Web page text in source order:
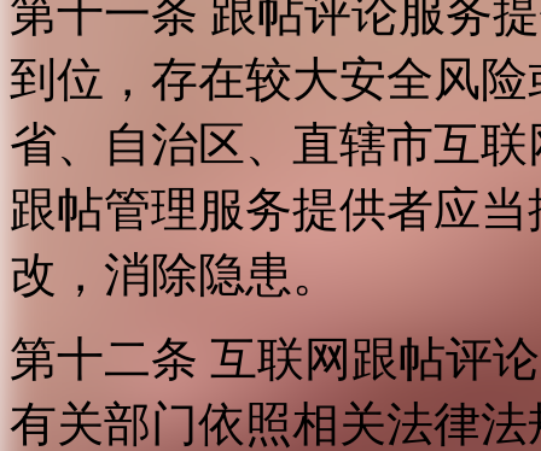
第十一条 跟帖评论服务
到位，存在较大安全风
省、自治区、直辖市互
跟帖管理服务提供者应
改，消除隐患。
第十二条 互联网跟帖评
有关部门依照相关法律